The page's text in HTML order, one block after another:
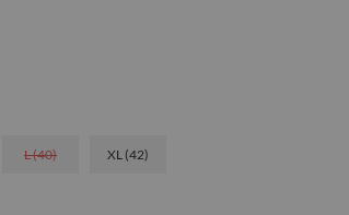
L (40) XL (42)